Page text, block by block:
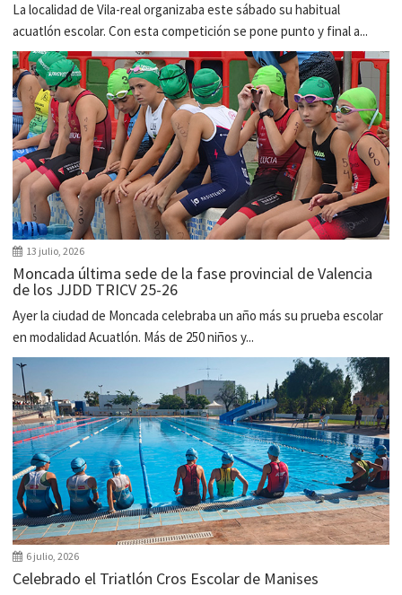
La localidad de Vila-real organizaba este sábado su habitual
acuatlón escolar. Con esta competición se pone punto y final a...
13 julio, 2026
Moncada última sede de la fase provincial de Valencia
de los JJDD TRICV 25-26
Ayer la ciudad de Moncada celebraba un año más su prueba escolar
en modalidad Acuatlón. Más de 250 niños y...
6 julio, 2026
Celebrado el Triatlón Cros Escolar de Manises